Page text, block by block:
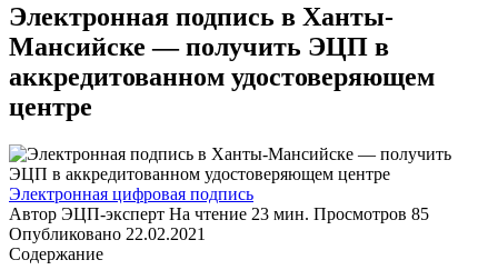
Электронная подпись в Ханты-
Мансийске — получить ЭЦП в
аккредитованном удостоверяющем
центре
Электронная цифровая подпись
Автор ЭЦП-эксперт На чтение 23 мин. Просмотров 85
Опубликовано 22.02.2021
Содержание